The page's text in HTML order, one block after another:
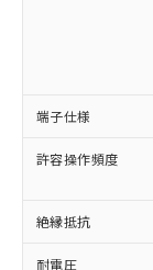
端子仕様
許容操作頻度
絶縁抵抗
耐電圧
以下の
ご利用
(
対応予
非含有
調査・
非含有
商品です
非該当
害物質
仕入先
いたも
「○」
基準値
「×」：
基準値